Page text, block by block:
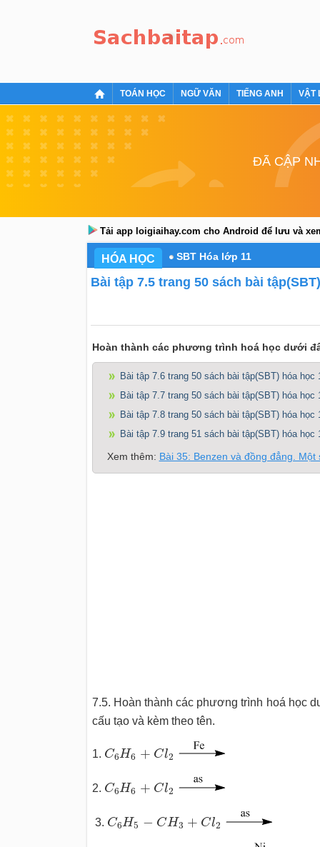
TOÁN HỌC NGỮ VĂN TIẾNG ANH VẬT
ĐÃ CẬP
Tải app loigiaihay.com cho Android để lưu và
HÓA HỌC SBT Hóa lớp 11
Bài tập 7.5 trang 50 sách bài
Hoàn thành các phương trình hoá học dưới
Bài tập 7.6 trang 50 sách bài tập(SBT) hóa học
Bài tập 7.7 trang 50 sách bài tập(SBT) hóa học
Bài tập 7.8 trang 50 sách bài tập(SBT) hóa học
Bài tập 7.9 trang 51 sách bài tập(SBT) hóa học
Xem thêm: Bài 35: Benzen và đồng đẳng.
7.5. Hoàn thành các phương trình hoá học
cấu tạo và kèm theo tên.
1. C6H6 + Cl2
C6H + Cl2
2. C6H6 + Cl2
C6H + Cl2
3. C6H5 − CH3 + Cl2
C6H CH3+ C 2